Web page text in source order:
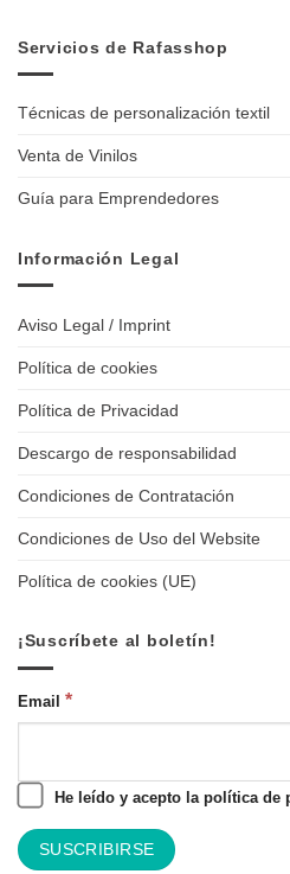
Servicios de Rafasshop
Técnicas de personalización textil
Venta de Vinilos
Guía para Emprendedores
Información Legal
Aviso Legal / Imprint
Política de cookies
Política de Privacidad
Descargo de responsabilidad
Condiciones de Contratación
Condiciones de Uso del Website
Política de cookies (UE)
¡Suscríbete al boletín!
Email *
He leído y acepto la política de